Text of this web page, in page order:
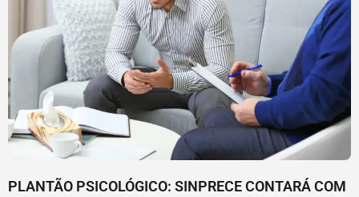
PLANTÃO PSICOLÓGICO: SINPRECE CONTARÁ COM